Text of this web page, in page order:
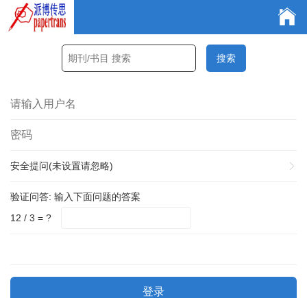
安全提问(未设置请忽略)
验证问答: 输入下面问题的答案
12 / 3 = ?
登录